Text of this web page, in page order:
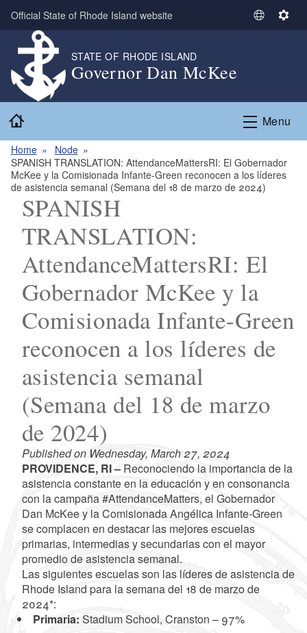
Skip to main content
Official State of Rhode Island website
S
t
L
g
u
a
S
n
g
STATE OF RHODE ISLAND
Governor Dan McKee
Menu
Home
Node
SPANISH TRANSLATION: AttendanceMattersRI: El Gobernador
McKee y la Comisionada Infante-Green reconocen a los líderes
de asistencia semanal (Semana del 18 de marzo de 2024)
SPANISH
TRANSLATION:
AttendanceMattersRI: El
Gobernador McKee y la
Comisionada Infante-Green
reconocen a los líderes de
asistencia semanal
(Semana del 18 de marzo
de 2024)
Published on Wednesday, March 27, 2024
PROVIDENCE, RI – Reconociendo la importancia de la
asistencia constante en la educación y en consonancia
con la campaña #AttendanceMatters, el Gobernador
Dan McKee y la Comisionada Angélica Infante-Green
se complacen en destacar las mejores escuelas
primarias, intermedias y secundarias con el mayor
promedio de asistencia semanal.
Las siguientes escuelas son las líderes de asistencia de
Rhode Island para la semana del 18 de marzo de
2024*:
Primaria: Stadium School, Cranston – 97%